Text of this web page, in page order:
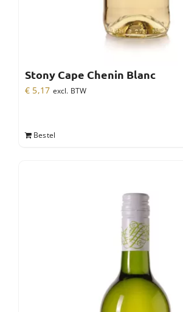
Stony Cape Chenin Blanc
€ 5,17 excl. BTW
Bestel